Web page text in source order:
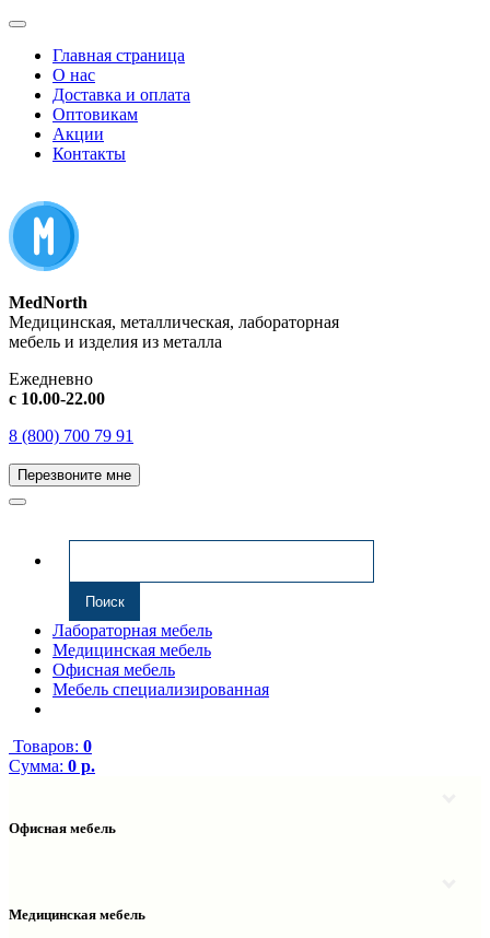
Главная страница
О нас
Доставка и оплата
Оптовикам
Акции
Контакты
MedNorth
Медицинская, металлическая, лабораторная
мебель и изделия из металла
Ежедневно
с 10.00-22.00
8 (800) 700 79 91
Перезвоните мне
Лабораторная мебель
Медицинская мебель
Офисная мебель
Мебель специализированная
Товаров: 0
Сумма: 0 р.
Офисная мебель
Надстройки
Медицинская мебель